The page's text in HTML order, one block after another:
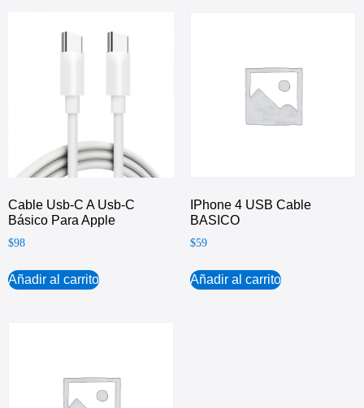
Cable Usb-C A Usb-C
Básico Para Apple
$98
Añadir al carrito
IPhone 4 USB Cable
BASICO
$59
Añadir al carrito